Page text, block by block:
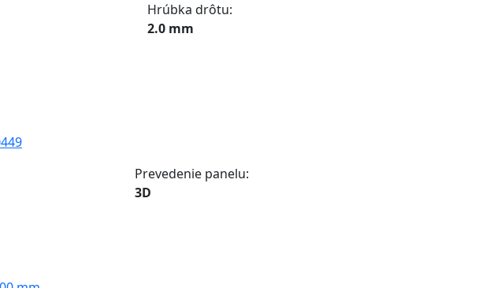
Hrúbka drôtu:
2.0 mm
Prevedenie panelu:
3D